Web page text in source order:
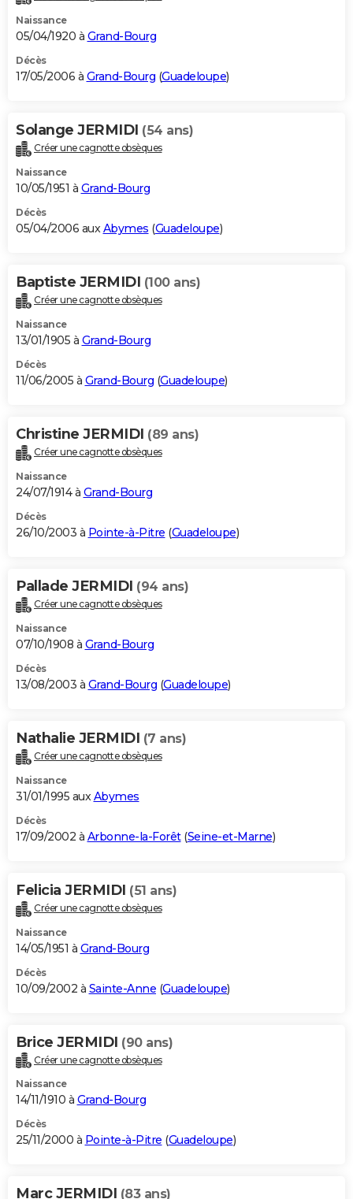
Naissance
05/04/1920 à Grand-Bourg
Décès
17/05/2006 à Grand-Bourg (Guadeloupe)
Solange JERMIDI (54 ans)
Créer une cagnotte obsèques
Naissance
10/05/1951 à Grand-Bourg
Décès
05/04/2006 auxAbymes (Guadeloupe)
Baptiste JERMIDI (100 ans)
Créer une cagnotte obsèques
Naissance
13/01/1905 à Grand-Bourg
Décès
11/06/2005 à Grand-Bourg (Guadeloupe)
Christine JERMIDI (89 ans)
Créer une cagnotte obsèques
Naissance
24/07/1914 à Grand-Bourg
Décès
26/10/2003 à Pointe-à-Pitre (Guadeloupe)
Pallade JERMIDI (94 ans)
Créer une cagnotte obsèques
Naissance
07/10/1908 à Grand-Bourg
Décès
13/08/2003 à Grand-Bourg (Guadeloupe)
Nathalie JERMIDI (7 ans)
Créer une cagnotte obsèques
Naissance
31/01/1995 auxAbymes
Décès
17/09/2002 à Arbonne-la-Forêt(Seine-et-Marne)
Felicia JERMIDI (51 ans)
Créer une cagnotte obsèques
Naissance
14/05/1951 à Grand-Bourg
Décès
10/09/2002 à Sainte-Anne (Guadeloupe)
Brice JERMIDI (90 ans)
Créer une cagnotte obsèques
Naissance
14/11/1910 à Grand-Bourg
Décès
25/11/2000 à Pointe-à-Pitre (Guadeloupe)
Marc JERMIDI (83 ans)